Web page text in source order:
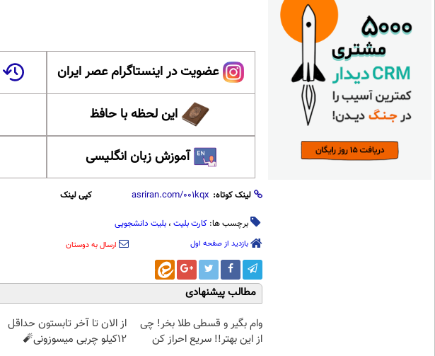
عضویت در اینستاگرام عصر ایران
این لحظه با حافظ
آموزش زبان انگلیسی
لینک کوتاه: کپی لینک
برچسب ها: کارت بلیت ، بلیت دانشجویی
بازدید از صفحه اول ارسال به دوستان
مطالب پیشنهادی
وام بگیر و قسطی طلا بخر! چی
از این بهتر!! سریع احراز کن
از الان تا آخر تابستون حداقل
12کیلو چربی میسوزونی🧨